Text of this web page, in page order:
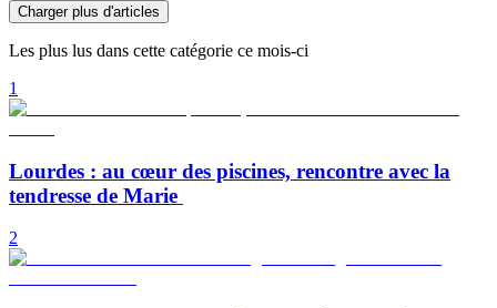
Charger plus d'articles
Les plus lus dans cette catégorie ce mois-ci
1
Lourdes : au cœur des piscines, rencontre avec la
tendresse de Marie
2